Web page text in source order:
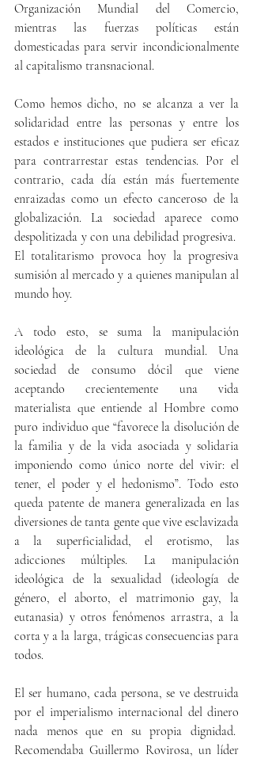
Organización Mundial del Comercio,
mientras las fuerzas políticas están
domesticadas para servir incondicionalmente
al capitalismo transnacional.
Como hemos dicho, no se alcanza a ver la
solidaridad entre las personas y entre los
estados e instituciones que pudiera ser eficaz
para contrarrestar estas tendencias. Por el
contrario, cada día están más fuertemente
enraizadas como un efecto canceroso de la
globalización. La sociedad aparece como
despolitizada y con una debilidad progresiva.
El totalitarismo provoca hoy la progresiva
sumisión al mercado y a quienes manipulan al
mundo hoy.
A todo esto, se suma la manipulación
ideológica de la cultura mundial. Una
sociedad de consumo dócil que viene
aceptando crecientemente una vida
materialista que entiende al Hombre como
puro individuo que “favorece la disolución de
la familia y de la vida asociada y solidaria
imponiendo como único norte del vivir: el
tener, el poder y el hedonismo”. Todo esto
queda patente de manera generalizada en las
diversiones de tanta gente que vive esclavizada
a la superficialidad, el erotismo, las
adicciones múltiples. La manipulación
ideológica de la sexualidad (ideología de
género, el aborto, el matrimonio gay, la
eutanasia) y otros fenómenos arrastra, a la
corta y a la larga, trágicas consecuencias para
todos.
El ser humano, cada persona, se ve destruida
por el imperialismo internacional del dinero
nada menos que en su propia dignidad.
Recomendaba Guillermo Rovirosa, un líder